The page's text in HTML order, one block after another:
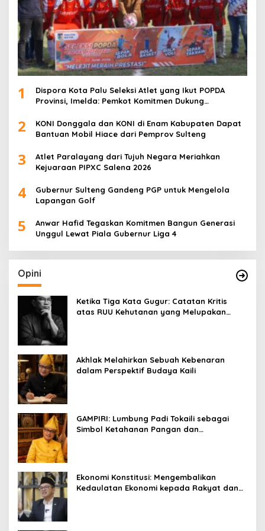
1
Dispora Kota Palu Seleksi Atlet yang Ikut POPDA
Provinsi, Imelda: Pemkot Komitmen Dukung
2
KONI Donggala dan KONI di Enam Kabupaten Dapat
Bantuan Mobil Hiace dari Pemprov Sulteng
3
Atlet Paralayang dari Tujuh Negara Meriahkan
Kejuaraan PIPXC Salena 2026
4
Gubernur Sulteng Gandeng PGP untuk Mengelola
Lapangan Golf
5
Anwar Hafid Tegaskan Komitmen Bangun Generasi
Unggul Lewat Piala Gubernur Liga 4
Opini
Ketika Tiga Kata Gugur: Catatan Kritis
atas RUU Kehutanan yang Melupakan
Akhlak Melahirkan Sebuah Kebenaran
dalam Perspektif Budaya Kaili
GAMPIRI: Lumbung Padi Tokaili sebagai
Simbol Ketahanan Pangan dan
Ekonomi Konstitusi: Mengembalikan
Kedaulatan Ekonomi kepada Rakyat dan